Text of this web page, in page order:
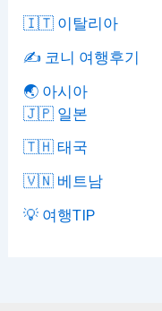
🇮🇹 이탈리아
✍️ 코니 여행후기
🌏 아시아
🇯🇵 일본
🇹🇭 태국
🇻🇳 베트남
💡 여행TIP